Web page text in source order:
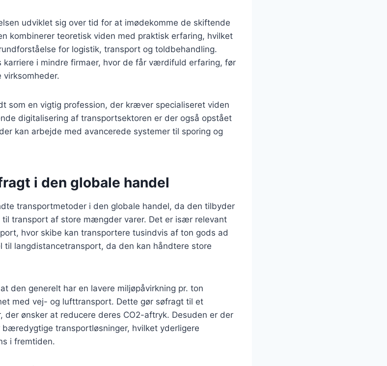
udviklet sig over tid for at imødekomme de skiftende
kombinerer teoretisk viden med praktisk erfaring, hvilket
for logistik, transport og toldbehandling.
karriere i mindre firmaer, hvor de får værdifuld erfaring, før
som en vigtig profession, der kræver specialiseret viden
digitalisering af transportsektoren er der også opstået
kan arbejde med avancerede systemer til sporing og
i den globale handel
transportmetoder i den globale handel, da den tilbyder
til transport af store mængder varer. Det er især relevant
hvor skibe kan transportere tusindvis af ton gods ad
til langdistancetransport, da den kan håndtere store
den generelt har en lavere miljøpåvirkning pr. ton
med vej- og lufttransport. Dette gør søfragt til et
der ønsker at reducere deres CO2-aftryk. Desuden er der
transportløsninger, hvilket yderligere
i fremtiden.